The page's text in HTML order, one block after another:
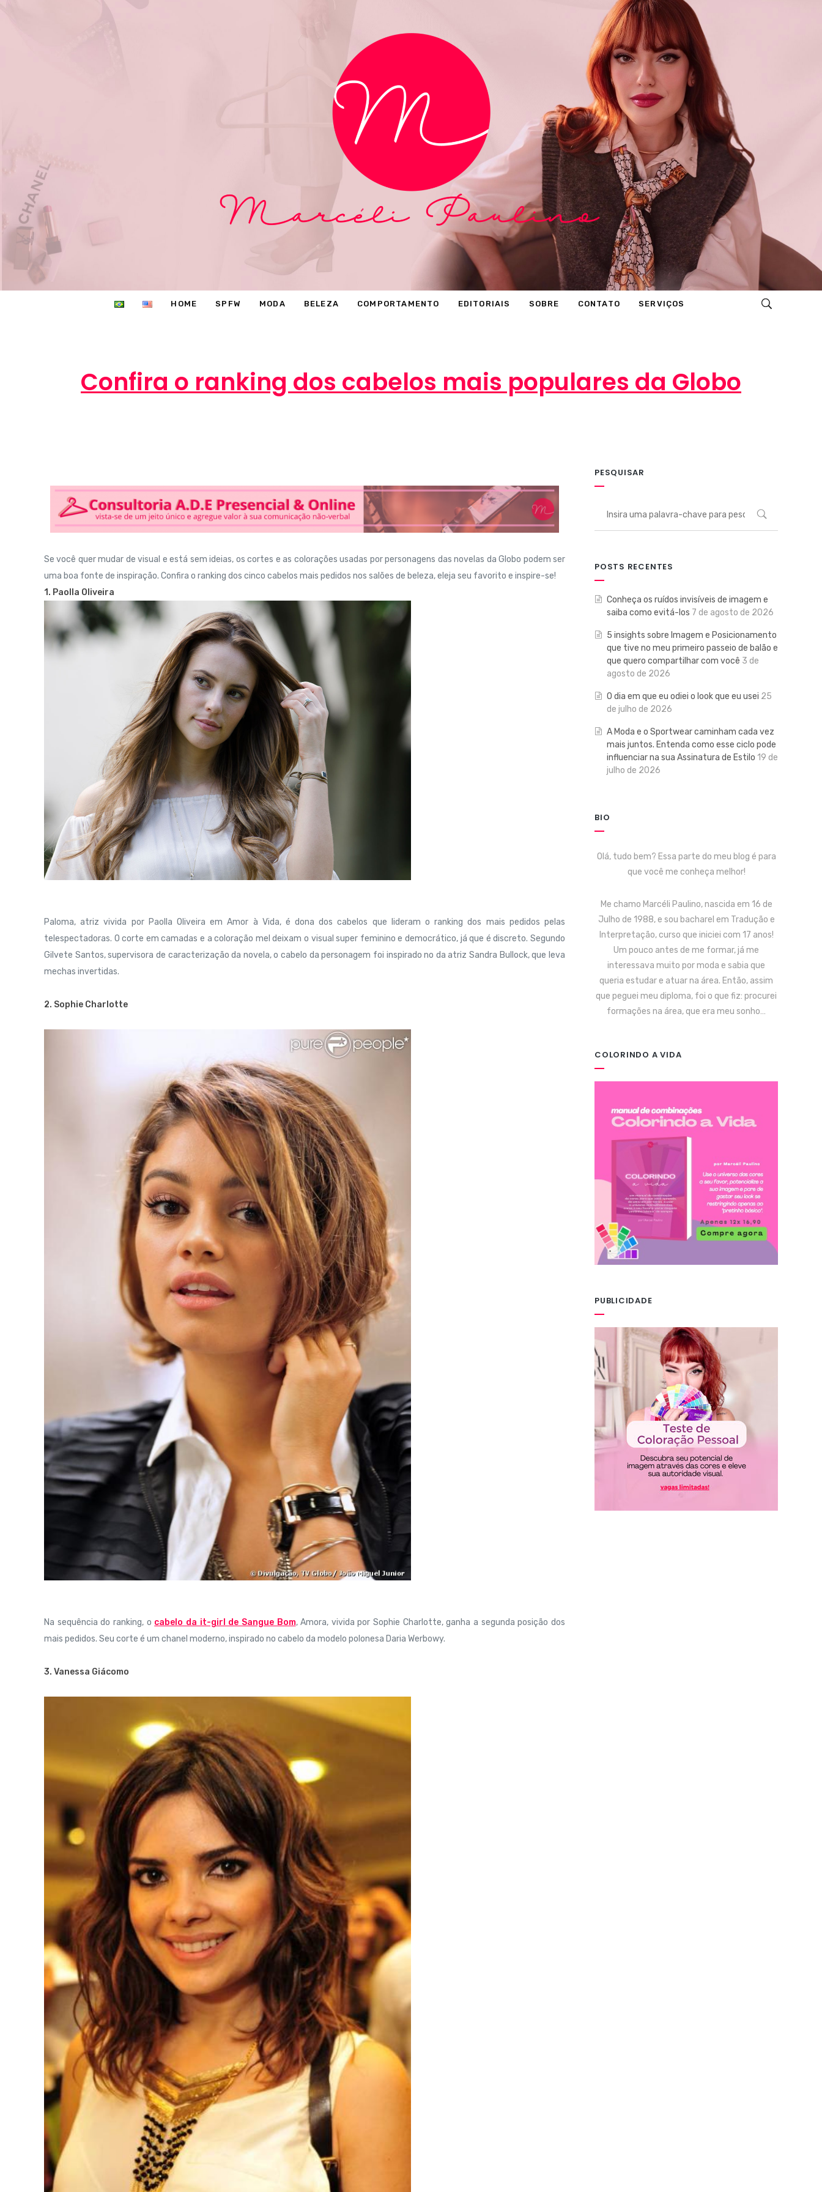
HOME SPFW MODA BELEZA COMPORTAMENTO EDITORIAIS SOBRE CONTATO SERVIÇOS
Confira o ranking dos cabelos mais populares da Globo
Se você quer mudar de visual e está sem ideias, os cortes e as colorações usadas por personagens das novelas da Globo podem ser
uma boa fonte de inspiração. Confira o ranking dos cinco cabelos mais pedidos nos salões de beleza, eleja seu favorito e inspire-se!
1. Paolla Oliveira
Paloma, atriz vivida por Paolla Oliveira em Amor à Vida, é dona dos cabelos que lideram o ranking dos mais pedidos pelas
telespectadoras. O corte em camadas e a coloração mel deixam o visual super feminino e democrático, já que é discreto. Segundo
Gilvete Santos, supervisora de caracterização da novela, o cabelo da personagem foi inspirado no da atriz Sandra Bullock, que leva
mechas invertidas.
2. Sophie Charlotte
Na sequência do ranking, o cabelo da it-girl de Sangue Bom, Amora, vivida por Sophie Charlotte, ganha a segunda posição dos
mais pedidos. Seu corte é um chanel moderno, inspirado no cabelo da modelo polonesa Daria Werbowy.
3. Vanessa Giácomo
PESQUISAR
POSTS RECENTES
Conheça os ruídos invisíveis de imagem e
saiba como evitá-los 7 de agosto de 2026
5 insights sobre Imagem e Posicionamento
que tive no meu primeiro passeio de balão e
que quero compartilhar com você 3 de
agosto de 2026
O dia em que eu odiei o look que eu usei 25
de julho de 2026
A Moda e o Sportwear caminham cada vez
mais juntos. Entenda como esse ciclo pode
influenciar na sua Assinatura de Estilo 19 de
julho de 2026
BIO
Olá, tudo bem? Essa parte do meu blog é para
que você me conheça melhor!
Me chamo Marcéli Paulino, nascida em 16 de
Julho de 1988, e sou bacharel em Tradução e
Interpretação, curso que iniciei com 17 anos!
Um pouco antes de me formar, já me
interessava muito por moda e sabia que
queria estudar e atuar na área. Então, assim
que peguei meu diploma, foi o que fiz: procurei
formações na área, que era meu sonho…
COLORINDO A VIDA
PUBLICIDADE